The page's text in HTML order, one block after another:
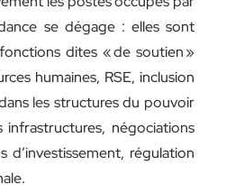
se dégage : elles sont
dites « de soutien »
humaines, RSE, inclusion
les structures du pouvoir
négociations
d’investissement, régulation